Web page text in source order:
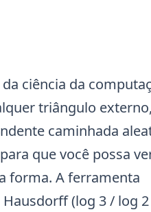
ciência da
triângulo externo,
caminhada
que você possa
forma. A ferramenta
(log 3 / log